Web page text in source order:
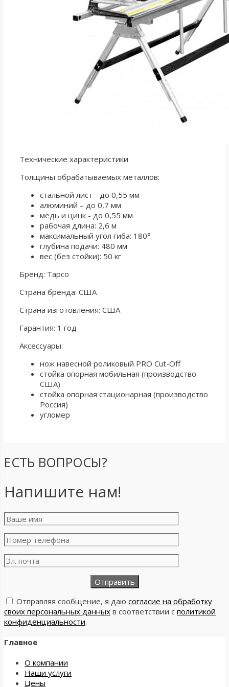
Технические характеристики
Толщины обрабатываемых металлов:
стальной лист - до 0,55 мм
алюминий – до 0,7 мм
медь и цинк - до 0,55 мм
рабочая длина: 2,6 м
максимальный угол гиба: 180°
глубина подачи: 480 мм
вес (без стойки): 50 кг
Бренд: Tapco
Страна бренда: США
Страна изготовления: США
Гарантия: 1 год
Аксессуары:
нож навесной роликовый PRO Cut-Off
стойка опорная мобильная (производство
США)
стойка опорная стационарная (производство
Россия)
угломер
ЕСТЬ ВОПРОСЫ?
Напишите нам!
Отправляя сообщение, я даю согласие на обработку
своих персональных данных в соответствии с политикой
конфиденциальности.
Главное
О компании
Наши услуги
Цены